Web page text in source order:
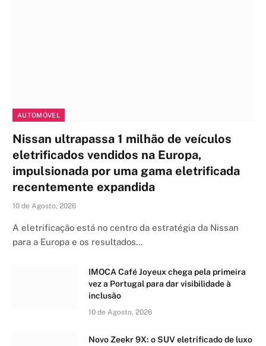
AUTOMÓVEL
Nissan ultrapassa 1 milhão de veículos
eletrificados vendidos na Europa,
impulsionada por uma gama eletrificada
recentemente expandida
10 de Agosto, 2026
A eletrificação está no centro da estratégia da Nissan
para a Europa e os resultados…
IMOCA Café Joyeux chega pela primeira
vez a Portugal para dar visibilidade à
inclusão
10 de Agosto, 2026
Novo Zeekr 9X: o SUV eletrificado de luxo